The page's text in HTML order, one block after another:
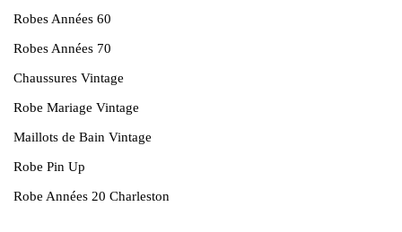
Robes Années 60
Robes Années 70
Chaussures Vintage
Robe Mariage Vintage
Maillots de Bain Vintage
Robe Pin Up
Robe Années 20 Charleston